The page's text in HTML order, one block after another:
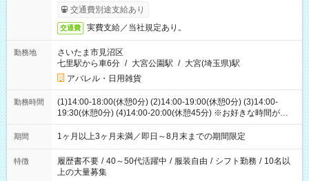
交通費別途支給あり
交通費 実費支給／当社規定あり。
勤務地
さいたま市見沼区
七里駅から車6分 / 大宮公園駅 / 大宮(埼玉県)駅
アパレル・日用雑貨
勤務時間
(1)14:00-18:00(休憩0分) (2)14:00-19:00(休憩0分) (3)14:00-
19:30(休憩0分) (4)14:00-20:00(休憩45分) ※お好きな時間が選べ
ます
期間 1ヶ月以上3ヶ月未満／即日～8月末までの期間限定
特徴 履歴書不要 / 40～50代活躍中 / 服装自由 / シフト勤務 / 10名以
上の大量募集